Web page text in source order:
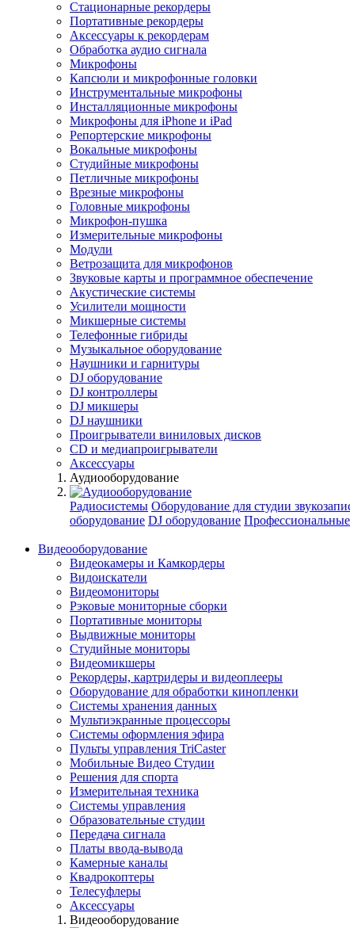
Стационарные рекордеры
Портативные рекордеры
Аксессуары к рекордерам
Обработка аудио сигнала
Микрофоны
Капсюли и микрофонные головки
Инструментальные микрофоны
Инсталляционные микрофоны
Микрофоны для iPhone и iPad
Репортерские микрофоны
Вокальные микрофоны
Студийные микрофоны
Петличные микрофоны
Врезные микрофоны
Головные микрофоны
Микрофон-пушка
Измерительные микрофоны
Модули
Ветрозащита для микрофонов
Звуковые карты и программное обеспечение
Акустические системы
Усилители мощности
Микшерные системы
Телефонные гибриды
Музыкальное оборудование
Наушники и гарнитуры
DJ оборудование
DJ контроллеры
DJ микшеры
DJ наушники
Проигрыватели виниловых дисков
СD и медиапроигрыватели
Аксессуары
Аудиооборудование
Радиосистемы Оборудование для студии
оборудование DJ оборудование
Видеооборудование
Видеокамеры и Камкордеры
Видоискатели
Видеомониторы
Рэковые мониторные сборки
Портативные мониторы
Выдвижные мониторы
Студийные мониторы
Видеомикшеры
Рекордеры, картридеры и видеоплееры
Оборудование для обработки кинопленки
Системы хранения данных
Мультиэкранные процессоры
Системы оформления эфира
Пульты управления TriCaster
Мобильные Видео Студии
Решения для спорта
Измерительная техника
Системы управления
Образовательные студии
Передача сигнала
Платы ввода-вывода
Камерные каналы
Квадрокоптеры
Телесуфлеры
Аксессуары
Видеооборудование